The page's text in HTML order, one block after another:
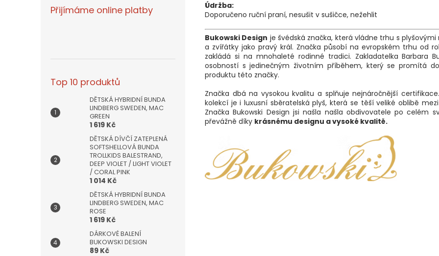
Přijímáme online platby
Top 10 produktů
DĚTSKÁ HYBRIDNÍ BUNDA
LINDBERG SWEDEN, MAC
GREEN
1 619 Kč
DĚTSKÁ DÍVČÍ ZATEPLENÁ
SOFTSHELLOVÁ BUNDA
TROLLKIDS BALESTRAND,
DEEP VIOLET / LIGHT VIOLET
/ CORAL PINK
1 014 Kč
DĚTSKÁ HYBRIDNÍ BUNDA
LINDBERG SWEDEN, MAC
ROSE
1 619 Kč
DÁRKOVÉ BALENÍ
BUKOWSKI DESIGN
89 Kč
Údržba:
Doporučeno ruční praní, nesušit v sušičce, nežehlit
Bukowski Design je švédská značka, která vládne trhu s
a zvířátky jako pravý král. Značka působí na evropském trhu od
zakládá si na mnohaleté rodinné tradici. Zakladatelka Barbara
osobností s jedinečným životním příběhem, který se promítá
produktu této značky.
​Značka dbá na vysokou kvalitu a splňuje nejnáročnější
kolekcí je i luxusní sběratelská plyš, která se těší veliké oblibě
Značka Bukowski Design jsi našla našla obdivovatele po celém
převážně díky krásnému designu a vysoké kvalitě.